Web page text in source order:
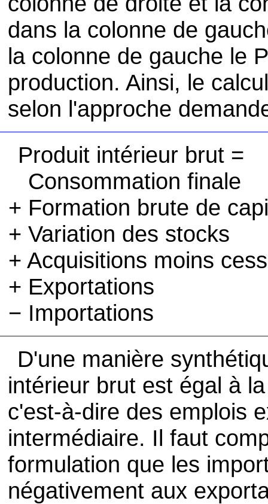
dans la colonne de
la colonne de gauche le
production. Ainsi, le
selon l'approche
Produit intérieur brut =
Consommation finale
+ Formation brute de
+ Variation des stocks
+ Acquisitions moins
+ Exportations
− Importations
D'une manière
intérieur brut est égal à
c'est-à-dire des emplois
intermédiaire. Il faut
formulation que les
négativement aux